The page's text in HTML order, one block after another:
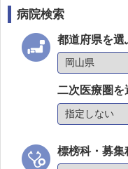
病院検索
都道府県を選
二次医療圏を
標榜科・募集